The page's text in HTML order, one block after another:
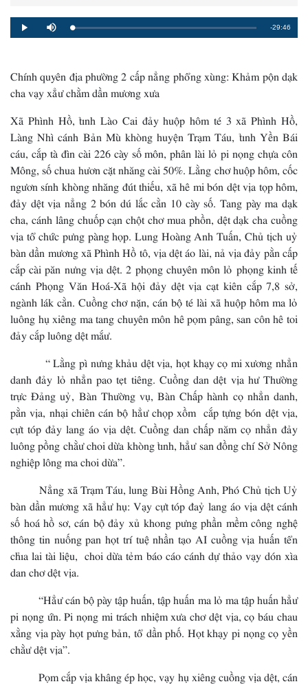
Play Mute Loaded:
0%
Progress:
0%
Remaining
-29:46
Chính quyên địa phường 2 cấp nẳng phổng xùng: Khảm pộn dạk
cha vạy xẳư chằm dần mương xưa
Xã Phình Hồ, tỉnh Lào Cai đảy huộp hôm té 3 xã Phình Hồ,
Làng Nhì cánh Bản Mù khòng huyện Trạm Táu, tỉnh Yền Bái
cáu, cắp tà đìn cài 226 cày số môn, phân lài lỏ pi nọng chựa côn
Mông, số chua hươn cặt nhăng cài 50%. Lằng chơ huộp hôm, cốc
ngươn sính khòng nhăng đút thiếu, xã hê mi bón dệt vịa tọp hôm,
đảy dệt vịa nẳng 2 bón dú lắc cằn 10 cày số. Tang pày ma dạk
cha, cánh lâng chuốp cạn chột chơ mua phồn, dệt dạk cha cuồng
vịa tổ chức pưng pàng họp. Lung Hoàng Anh Tuấn, Chủ tịch uỷ
bàn dần mương xã Phình Hồ tô, vịa dệt áo lài, nả vịa đảy pằn cấp
cắp cài păn nưng vịa dệt. 2 phọng chuyên môn lỏ phọng kinh tế
cánh Phọng Văn Hoá-Xã hội đảy dệt vịa cạt kiên cắp 7,8 sở,
ngành lák cằn. Cuồng chơ nặn, cán bộ té lài xã huộp hôm ma lỏ
luông hụ xiêng ma tang chuyên môn hê pọm pâng, san côn hê toi
đảy cắp luông dệt mắư.
“ Lằng pì nưng khảu dệt vịa, họt khạy cọ mi xương nhẳn
danh đảy lỏ nhẳn pao tẹt tiêng. Cuồng dan dệt vịa hư Thường
trực Đảng uỷ, Bàn Thường vụ, Bàn Chấp hành cọ nhẳn danh,
pằn vịa, nhại chiên cán bộ hẳư chọp xồm cắp tựng bón dệt vịa,
cựt tóp đảy lang áo vịa dệt. Cuồng dan chấp năm cọ nhẳn đảy
luông pồng chằư choi dừa khòng tỉnh, hẳư san đồng chí Sở Nông
nghiệp lông ma choi dừa”.
Nẳng xã Trạm Táu, lung Bùi Hồng Anh, Phó Chủ tịch Uỷ
bàn dần mương xã hẳư hụ: Vạy cựt tóp đaỷ lang áo vịa dệt cánh
số hoá hồ sơ, cán bộ đảy xủ khong pưng phần mềm công nghệ
thông tin nuống pan họt trí tuệ nhần tạo AI cuồng vịa huấn tển
chỉa lai tài liệu, choi dừa tẻm báo cáo cánh dự thảo vạy dón xìa
dan chơ dệt vịa.
“Hẳư cán bộ pày tập huấn, tập huấn ma lỏ ma tập huấn hẳư
pi nọng ứn. Pi nọng mi trách nhiệm xưa chơ dệt vịa, cọ báu chau
xằng vịa pày họt pưng bản, tổ dần phố. Họt khạy pi nọng cọ yền
chằư dệt vịa”.
Pọm cắp vịa khâng ép học, vạy hụ xiêng cuồng vịa dệt, cán